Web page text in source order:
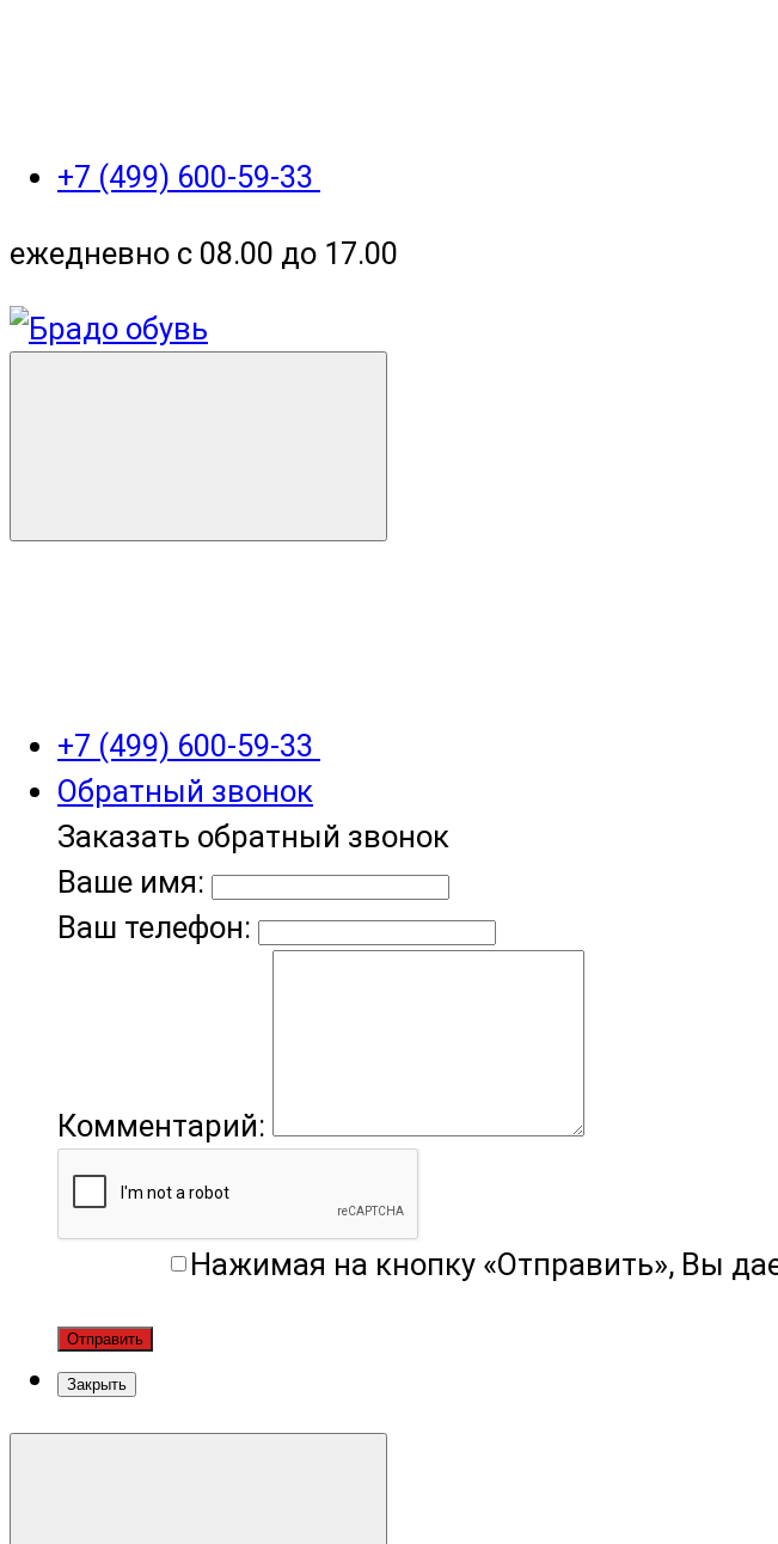
+7 (499) 600-59-33
ежедневно с 08.00 до 17.00
+7 (499) 600-59-33
Обратный звонок
Заказать обратный звонок
Ваше имя:
Ваш телефон:
Комментарий:
Нажимая на кнопку «Отправить», Вы
Отправить
Закрыть